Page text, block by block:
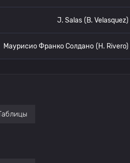
(B. Velasquez)
J. Salas
(H. Rivero)
Маурисио Франко Солдано